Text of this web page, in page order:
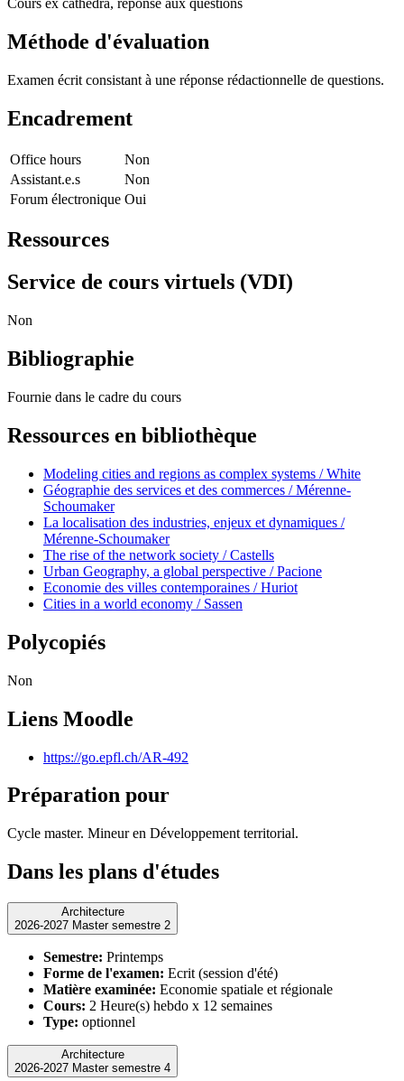
Cours ex cathedra, réponse aux questions
Méthode d'évaluation
Examen écrit consistant à une réponse rédactionnelle de questions.
Encadrement
Office hours
Non
Assistant.e.s
Non
Forum électronique Oui
Ressources
Service de cours virtuels (VDI)
Non
Bibliographie
Fournie dans le cadre du cours
Ressources en bibliothèque
Modeling cities and regions as complex systems / White
Géographie des services et des commerces / Mérenne-
Schoumaker
La localisation des industries, enjeux et dynamiques /
Mérenne-Schoumaker
The rise of the network society / Castells
Urban Geography, a global perspective / Pacione
Economie des villes contemporaines / Huriot
Cities in a world economy / Sassen
Polycopiés
Non
Liens Moodle
https://go.epfl.ch/AR-492
Préparation pour
Cycle master. Mineur en Développement territorial.
Dans les plans d'études
Architecture
2026-2027 Master semestre 2
Semestre: Printemps
Forme de l'examen: Ecrit (session d'été)
Matière examinée: Economie spatiale et régionale
Cours: 2 Heure(s) hebdo x 12 semaines
Type: optionnel
Architecture
2026-2027 Master semestre 4